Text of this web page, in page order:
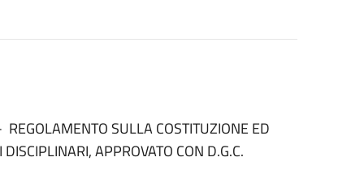
SULLA COSTITUZIONE ED
APPROVATO CON D.G.C.